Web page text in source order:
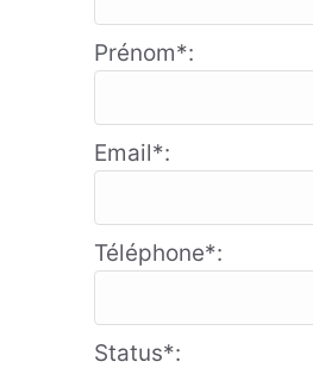
Prénom*:
Email*:
Téléphone*:
Status*: